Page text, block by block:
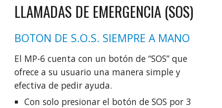
LLAMADAS DE EMERGENCIA (SOS)
BOTON DE S.O.S. SIEMPRE A MANO
El MP-6 cuenta con un botón de “SOS” que
ofrece a su usuario una manera simple y
efectiva de pedir ayuda.
Con solo presionar el botón de SOS por 3